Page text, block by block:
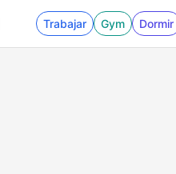
Trabajar Gym Dormir